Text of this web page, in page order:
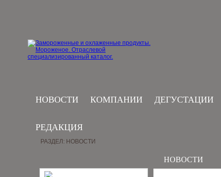
НОВОСТИ КОМПАНИИ ДЕГУСТАЦИИ
РЕДАКЦИЯ
РАЗДЕЛ: НОВОСТИ
НОВОСТИ